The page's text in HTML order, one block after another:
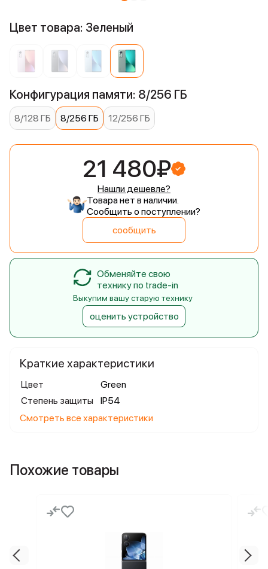
Краткие характеристики
Цвет
Green
Степень защиты
IP54
Смотреть все характеристики
Цвет товара: Зеленый
Конфигурация памяти: 8/256 ГБ
8/128 ГБ 8/256 ГБ 12/256 ГБ
21 480₽
Нашли дешевле?
Товара нет в наличии.
Сообщить о поступлении?
сообщить
Обменяйте свою
технику по trade-in
Выкупим вашу старую технику
оценить устройство
Похожие товары